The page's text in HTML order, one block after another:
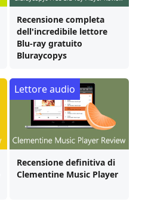
Recensione completa
dell'incredibile lettore
Blu-ray gratuito
Bluraycopys
Recensione definitiva di
Clementine Music Player
Lettore audio